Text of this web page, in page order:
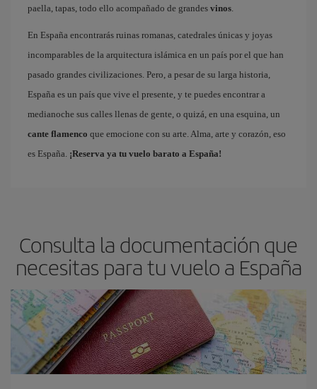
paella, tapas, todo ello acompañado de grandes vinos
En España encontrarás ruinas romanas, catedrales únicas y joyas
incomparables de la arquitectura islámica en un país por el que han
pasado grandes civilizaciones. Pero, a pesar de su larga historia,
España es un país que vive el presente, y te puedes encontrar a
medianoche sus calles llenas de gente, o quizá, en una esquina, un
cante flamenco que emocione con su arte. Alma, arte y corazón, eso
es España. ¡Reserva ya tu vuelo barato a España!
Consulta la documentación que
necesitas para tu vuelo a España